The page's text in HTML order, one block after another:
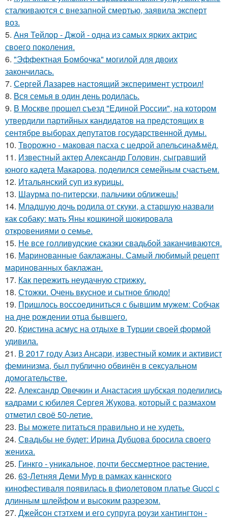
сталкиваются с внезапной смертью, заявила эксперт
воз.
5. Аня Тейлор - Джой - одна из самых ярких актрис
своего поколения.
6. "Эффектная Бомбочка" могилой для двоих
закончилась.
7. Сергей Лазарев настоящий эксперимент устроил!
8. Вся семья в один день родилась.
9. В Москве прошел съезд "Единой России", на котором
утвердили партийных кандидатов на предстоящих в
сентябре выборах депутатов государственной думы.
10. Творожно - маковая пасха с цедрой апельсина&мёд.
11. Известный актер Александр Головин, сыгравший
юного кадета Макарова, поделился семейным счастьем.
12. Итальянский суп из курицы.
13. Шаурма по-питерски, пальчики оближешь!
14. Младшую дочь родила от скуки, а старшую назвали
как собаку: мать Яны кошкиной шокировала
откровениями о семье.
15. Не все голливудские сказки свадьбой заканчиваются.
16. Маринованные баклажаны. Самый любимый рецепт
маринованных баклажан.
17. Как пережить неудачную стрижку.
18. Стожки. Очень вкусное и сытное блюдо!
19. Пришлось воссоединиться с бывшим мужем: Собчак
на дне рождении отца бывшего.
20. Кристина асмус на отдыхе в Турции своей формой
удивила.
21. В 2017 году Азиз Ансари, известный комик и активист
феминизма, был публично обвинён в сексуальном
домогательстве.
22. Александр Овечкин и Анастасия шубская поделились
кадрами с юбилея Сергея Жукова, который с размахом
отметил своё 50-летие.
23. Вы можете питаться правильно и не худеть.
24. Свадьбы не будет: Ирина Дубцова бросила своего
жениха.
25. Гинкго - уникальное, почти бессмертное растение.
26. 63-Летняя Деми Мур в рамках каннского
кинофестиваля появилась в фиолетовом платье Gucci с
длинным шлейфом и высоким разрезом.
27. Джейсон стэтхем и его супруга роузи хантингтон -